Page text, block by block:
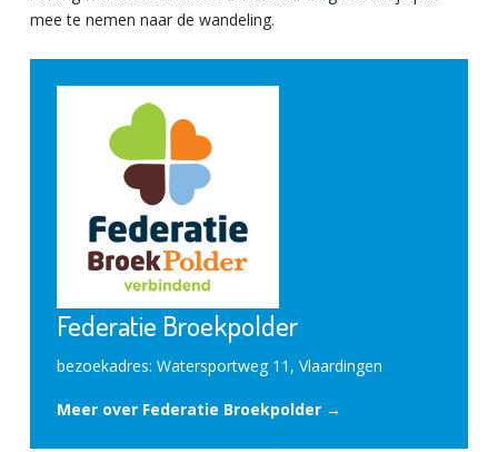
mee te nemen naar de wandeling.
Federatie Broekpolder
bezoekadres: Watersportweg 11, Vlaardingen
Meer over Federatie Broekpolder →